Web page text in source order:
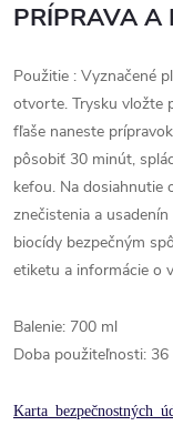
PRÍPRAVA A
Použitie : Vyznačené
otvorte. Trysku vložte
fľaše naneste
pôsobiť 30 minút,
kefou. Na dosiahnutie
znečistenia a
biocídy bezpečným
etiketu a informácie o
Balenie: 700 ml
Doba použiteľnosti: 36
Karta bezpečnostných